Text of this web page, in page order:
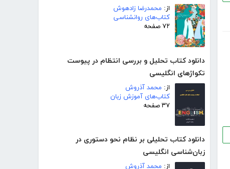
از: محمدرضا زادهوش
کتاب‌های روانشناسی
۷۲ صفحه
دانلود کتاب تحلیل و بررسی انتظام در پیوست
تکواژهای انگلیسی
از: محمد آذروش
کتاب‌های آموزش زبان
۳۷ صفحه
دانلود کتاب تحلیلی بر نظام نحو دستوری در
زبان‌شناسی انگلیسی
از: محمد آذروش